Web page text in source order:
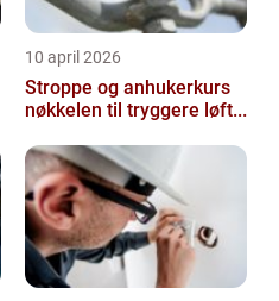
10 april 2026
Stroppe og anhukerkurs
nøkkelen til tryggere løft...